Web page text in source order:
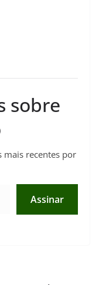
sobre
mais recentes por
Assinar